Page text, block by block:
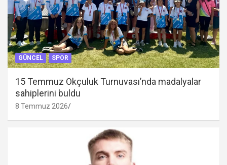
GÜNCEL SPOR
15 Temmuz Okçuluk Turnuvası’nda madalyalar
sahiplerini buldu
8 Temmuz 2026